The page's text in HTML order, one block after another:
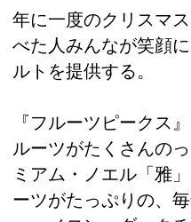
年に一度のクリスマ
べた人みんなが笑顔
ルトを提供する。
『フルーツピークス
ルーツがたくさんの
ミアム・ノエル「雅
ーツがたっぷりの、